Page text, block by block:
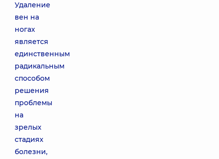
Удаление
вен на
ногах
является
единственным
радикальным
способом
решения
проблемы
на
зрелых
стадиях
болезни,